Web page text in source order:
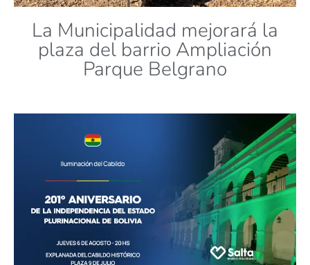
La Municipalidad mejorará la
plaza del barrio Ampliación
Parque Belgrano